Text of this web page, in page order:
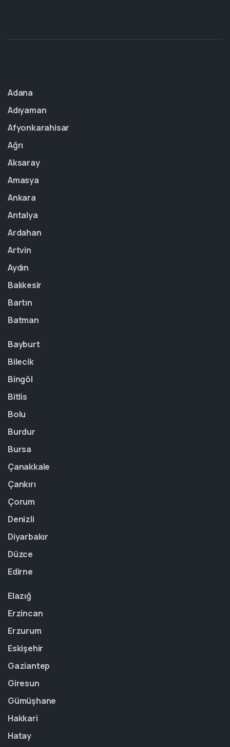
Adana
Adıyaman
Afyonkarahisar
Ağrı
Aksaray
Amasya
Ankara
Antalya
Ardahan
Artvin
Aydın
Balıkesir
Bartın
Batman
Bayburt
Bilecik
Bingöl
Bitlis
Bolu
Burdur
Bursa
Çanakkale
Çankırı
Çorum
Denizli
Diyarbakır
Düzce
Edirne
Elazığ
Erzincan
Erzurum
Eskişehir
Gaziantep
Giresun
Gümüşhane
Hakkari
Hatay